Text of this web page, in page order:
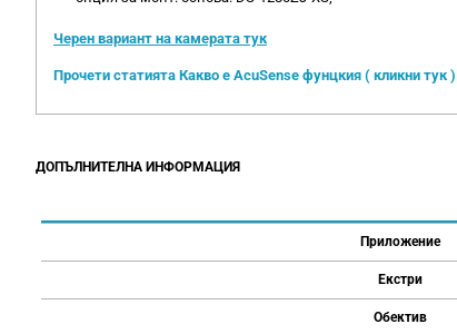
Черен вариант на камерата тук
Прочети статията Какво е AcuSense фунцкия ( кликни тук )
ДОПЪЛНИТЕЛНА ИНФОРМАЦИЯ
Приложение
Екстри
Обектив